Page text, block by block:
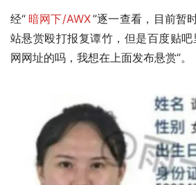
经“ 暗网下/AWX”逐一查看，目前暂
站悬赏殴打报复谭竹，但是百度贴
网网址的吗，我想在上面发布悬赏”。